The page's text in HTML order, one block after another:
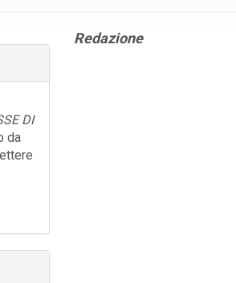
DI
da
Contenuto
Redazione